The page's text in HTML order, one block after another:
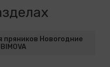
Новогодние